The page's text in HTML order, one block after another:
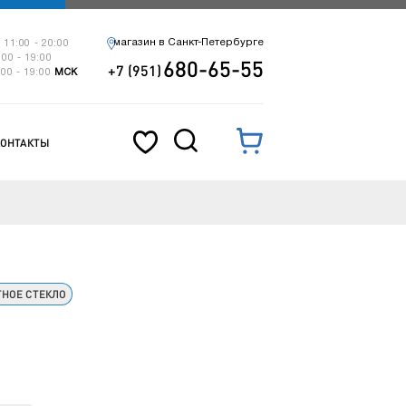
11:00 - 20:00
- 19:00
- 19:00
МСК
магазин в Санкт-Петербурге
+7 (951)680-65-55
СТЕКЛО